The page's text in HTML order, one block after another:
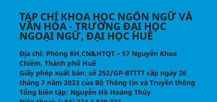
TẠP CHÍ KHOA HỌC NGÔN NGỮ VÀ
VĂN HÓA - TRƯỜNG ĐẠI HỌC
NGOẠI NGỮ, ĐẠI HỌC HUẾ
Địa chỉ: Phòng KH,CN&HTQT – 57 Nguyễn Khoa
Chiêm, Thành phố Huế
Giấy phép xuất bản: số 252/GP-BTTTT cấp ngày 26
tháng 7 năm 2023 của Bộ Thông tin và Truyền thông
Tổng biên tập: Nguyễn Hồ Hoàng Thủy